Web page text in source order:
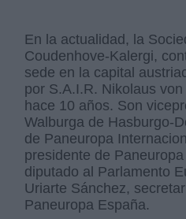
En la actualidad, la
Coudenhove-Kalergi,
sede en la capital
por S.A.I.R. Nikolaus
hace 10 años. Son
Walburga de Hasburgo-
de Paneuropa
presidente de
diputado al Parlamento
Uriarte Sánchez,
Paneuropa España.